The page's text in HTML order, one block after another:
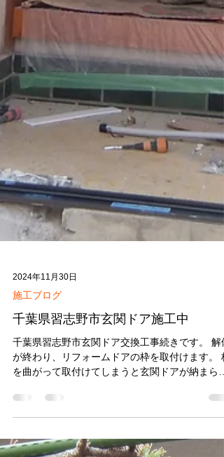
2024年11月30日
施工ブログ
千葉県習志野市玄関ドア施工中
千葉県習志野市玄関ドア交換工事続きです。 解
を曲がって取付けてしまうと玄関ドアが納まらな
額縁を取付けて リフォームドア完成しました！...